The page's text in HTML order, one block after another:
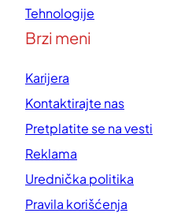
Tehnologije
Brzi meni
Karijera
Kontaktirajte nas
Pretplatite se na vesti
Reklama
Urednička politika
Pravila korišćenja